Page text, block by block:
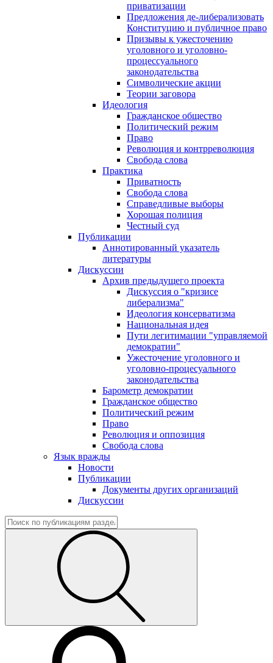
приватизации
Предложения де-либерализовать
Конституцию и публичное право
Призывы к ужесточению
уголовного и уголовно-
процессуального
законодательства
Символические акции
Теории заговора
Идеология
Гражданское общество
Политический режим
Право
Революция и контрреволюция
Свобода слова
Практика
Приватность
Свобода слова
Справедливые выборы
Хорошая полиция
Честный суд
Публикации
Аннотированный указатель
литературы
Дискуссии
Архив предыдущего проекта
Дискуссия о "кризисе
либерализма"
Идеология консерватизма
Национальная идея
Пути легитимации "управляемой
демократии"
Ужесточение уголовного и
уголовно-процесуального
законодательства
Барометр демократии
Гражданское общество
Политический режим
Право
Революция и оппозиция
Свобода слова
Язык вражды
Новости
Публикации
Документы других организаций
Дискуссии